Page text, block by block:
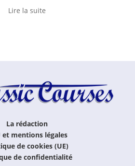
Lire la suite
La rédaction
et mentions légales
de cookies (UE)
de confidentialité